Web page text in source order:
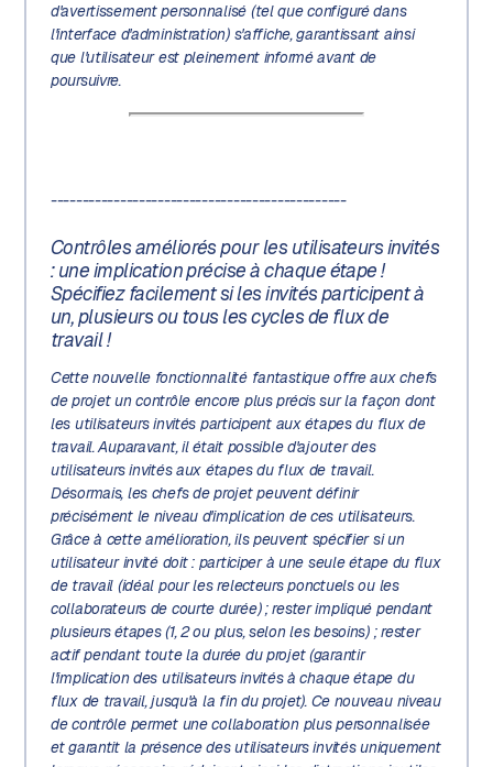
d'avertissement personnalisé (tel que configuré dans
l'interface d'administration) s'affiche, garantissant ainsi
que l'utilisateur est pleinement informé avant de
poursuivre.
-----------------------------------------------
Contrôles améliorés pour les utilisateurs invités
: une implication précise à chaque étape !
Spécifiez facilement si les invités participent à
un, plusieurs ou tous les cycles de flux de
travail !
Cette nouvelle fonctionnalité fantastique offre aux chefs
de projet un contrôle encore plus précis sur la façon dont
les utilisateurs invités participent aux étapes du flux de
travail. Auparavant, il était possible d'ajouter des
utilisateurs invités aux étapes du flux de travail.
Désormais, les chefs de projet peuvent définir
précisément le niveau d'implication de ces utilisateurs.
Grâce à cette amélioration, ils peuvent spécifier si un
utilisateur invité doit : participer à une seule étape du flux
de travail (idéal pour les relecteurs ponctuels ou les
collaborateurs de courte durée) ; rester impliqué pendant
plusieurs étapes (1, 2 ou plus, selon les besoins) ; rester
actif pendant toute la durée du projet (garantir
l'implication des utilisateurs invités à chaque étape du
flux de travail, jusqu'à la fin du projet). Ce nouveau niveau
de contrôle permet une collaboration plus personnalisée
et garantit la présence des utilisateurs invités uniquement